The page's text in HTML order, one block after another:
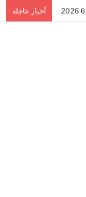
أخبار عاجلة